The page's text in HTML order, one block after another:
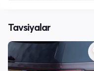
Tavsiyalar